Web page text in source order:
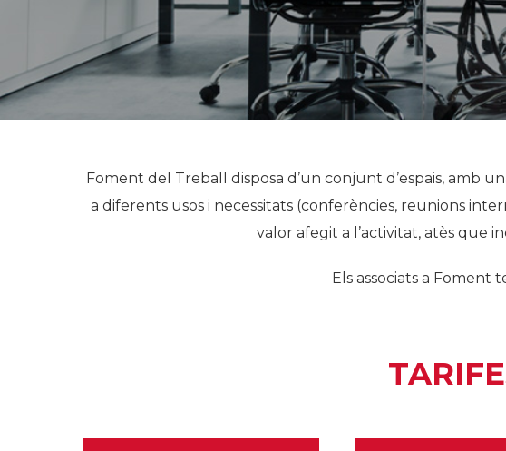
Foment del Treball disposa d’un conjunt d’espais, amb
a diferents usos i necessitats (conferències, reunions
valor afegit a l’activitat, atès que
Els associats a Foment